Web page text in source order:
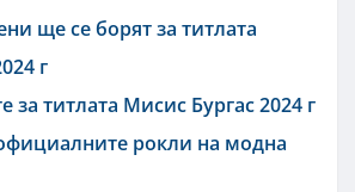
ще се борят за титлата
г
за титлата Мисис Бургас 2024 г
рокли на модна